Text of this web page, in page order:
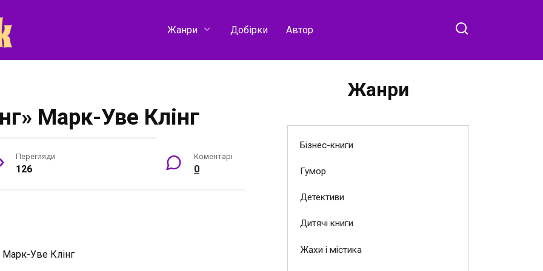
Жанри Добірки Автор
Марк-Уве Клінг
Перегляди
126
Коментарі
0
Марк-Уве Клінг
Жанри
Бізнес-книги
Гумор
Детективи
Дитячі книги
Жахи і містика